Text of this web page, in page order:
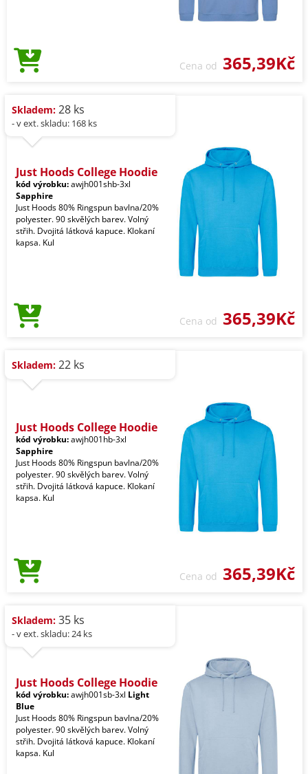
Cena od 365,39Kč
Skladem: 28 ks
- v ext. skladu: 168 ks
Just Hoods College Hoodie
kód výrobku:awjh001shb-3xl
Sapphire
Just Hoods 80% Ringspun bavlna/20%
polyester. 90 skvělých barev. Volný
střih. Dvojitá látková kapuce. Klokaní
kapsa. Kul
Cena od 365,39Kč
Skladem: 22 ks
Just Hoods College Hoodie
kód výrobku:awjh001hb-3xl
Sapphire
Just Hoods 80% Ringspun bavlna/20%
polyester. 90 skvělých barev. Volný
střih. Dvojitá látková kapuce. Klokaní
kapsa. Kul
Cena od 365,39Kč
Skladem: 35 ks
- v ext. skladu: 24 ks
Just Hoods College Hoodie
kód výrobku:awjh001sb-3xl Light
Blue
Just Hoods 80% Ringspun bavlna/20%
polyester. 90 skvělých barev. Volný
střih. Dvojitá látková kapuce. Klokaní
kapsa. Kul